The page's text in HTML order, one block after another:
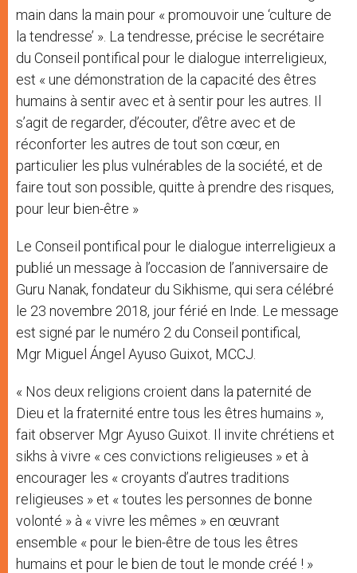
main dans la main pour « promouvoir une ‘culture de
la tendresse’ ». La tendresse, précise le secrétaire
du Conseil pontifical pour le dialogue interreligieux,
est « une démonstration de la capacité des êtres
humains à sentir avec et à sentir pour les autres. Il
s’agit de regarder, d’écouter, d’être avec et de
réconforter les autres de tout son cœur, en
particulier les plus vulnérables de la société, et de
faire tout son possible, quitte à prendre des risques,
pour leur bien-être »
Le Conseil pontifical pour le dialogue interreligieux a
publié un message à l’occasion de l’anniversaire de
Guru Nanak, fondateur du Sikhisme, qui sera célébré
le 23 novembre 2018, jour férié en Inde. Le message
est signé par le numéro 2 du Conseil pontifical,
Mgr Miguel Ángel Ayuso Guixot, MCCJ.
« Nos deux religions croient dans la paternité de
Dieu et la fraternité entre tous les êtres humains »,
fait observer Mgr Ayuso Guixot. Il invite chrétiens et
sikhs à vivre « ces convictions religieuses » et à
encourager les « croyants d’autres traditions
religieuses » et « toutes les personnes de bonne
volonté » à « vivre les mêmes » en œuvrant
ensemble « pour le bien-être de tous les êtres
humains et pour le bien de tout le monde créé ! »